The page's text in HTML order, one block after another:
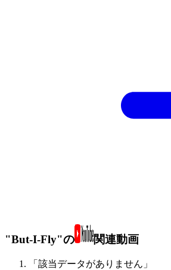
"But-I-Fly"の 関連動画
「該当データがありません」